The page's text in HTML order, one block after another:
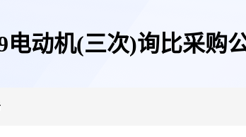
电动机(三次)询比采购